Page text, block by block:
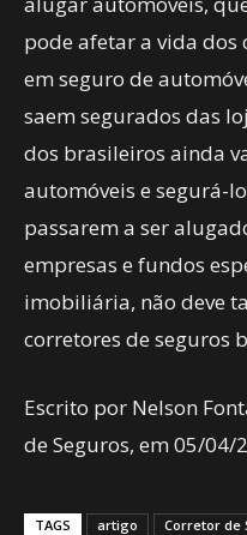
pode afetar a vida dos
em seguro de
saem segurados das
dos brasileiros ainda
automóveis e segurá-
passarem a ser
empresas e fundos
imobiliária, não deve
corretores de seguros
Escrito por Nelson
de Seguros, em 05/04/
TAGS artigo Corretor de